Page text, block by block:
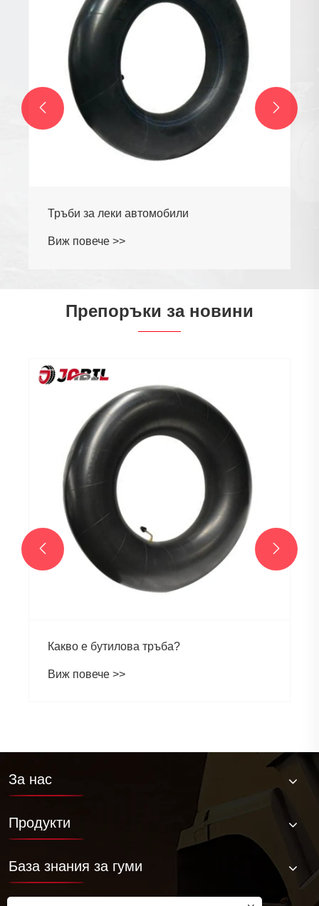
Тръби за леки автомобили
Виж повече >>
 
Препоръки за новини
Какво е бутилова тръба?
Виж повече >>
 
За нас
Продукти
База знания за гуми